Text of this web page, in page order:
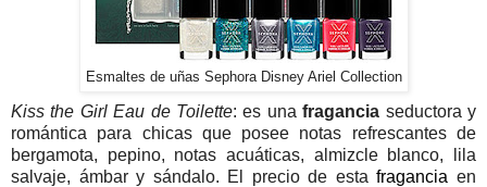
Esmaltes de uñas Sephora Disney Ariel Collection
Kiss the Girl Eau de Toilette: es unafragancia seductora y
romántica para chicas que posee notas refrescantes de
bergamota, pepino, notas acuáticas, almizcle blanco, lila
salvaje, ámbar y sándalo. El precio de estafragancia en